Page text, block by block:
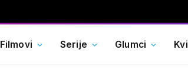
Filmovi Serije Glumci